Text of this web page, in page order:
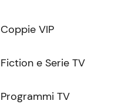
Coppie VIP
Fiction e Serie TV
Programmi TV